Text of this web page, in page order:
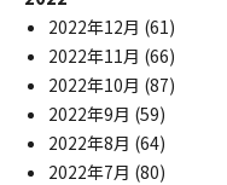
2022年12月 (61)
2022年11月 (66)
2022年10月 (87)
2022年9月 (59)
2022年8月 (64)
2022年7月 (80)